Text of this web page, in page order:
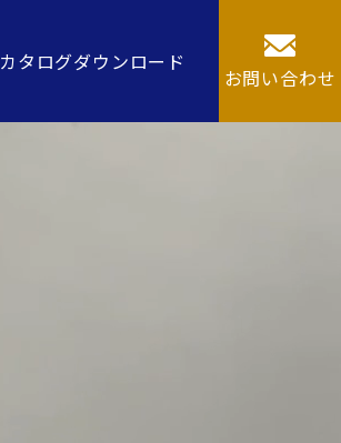
カタログダウンロード
お問い合わせ